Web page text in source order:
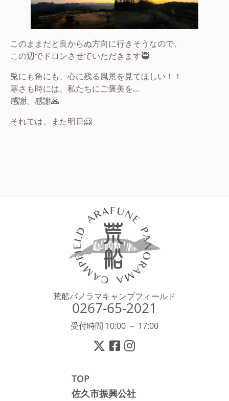
このままだと良からぬ方向に行きそうなので、
この辺でドロンさせていただきます🥷
兎にも角にも、心に残る風景を見てほしい！！
寒さも時には、私たちにご褒美を…
感謝、感謝🙏
それでは、また明日🤗
荒船パノラマキャンプフィールド
0267-65-2021
受付時間 10:00 ～ 17:00
TOP
佐久市振興公社